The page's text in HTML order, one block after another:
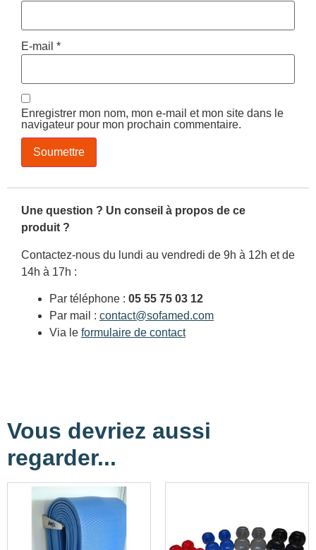
E-mail *
Enregistrer mon nom, mon e-mail et mon site dans le
navigateur pour mon prochain commentaire.
Une question ? Un conseil à propos de ce
produit ?
Contactez-nous du lundi au vendredi de 9h à 12h et de
14h à 17h :
Par téléphone : 05 55 75 03 12
Par mail : contact@sofamed.com
Via le formulaire de contact
Vous devriez aussi
regarder...